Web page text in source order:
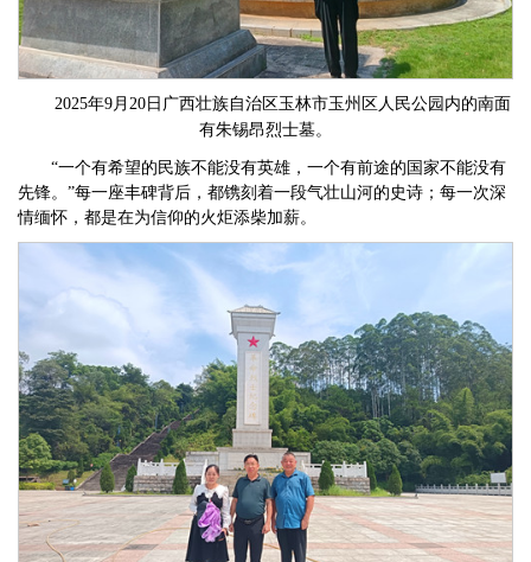
2025年9月20日广西壮族自治区玉林市玉州区人民公园内的南面
有朱锡昂烈士墓。
“一个有希望的民族不能没有英雄，一个有前途的国家不能没有
先锋。”每一座丰碑背后，都镌刻着一段气壮山河的史诗；每一次深
情缅怀，都是在为信仰的火炬添柴加薪。